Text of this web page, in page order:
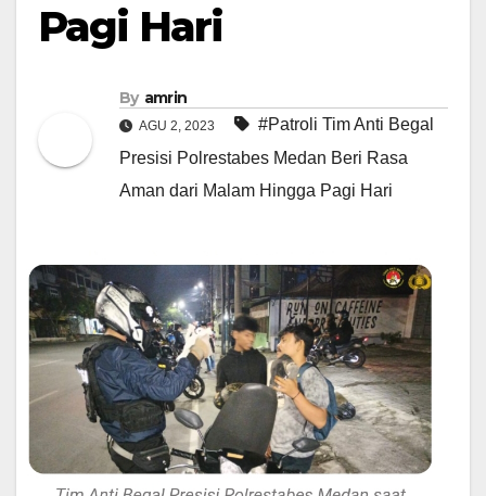
Pagi Hari
By amrin
AGU 2, 2023
#Patroli Tim Anti Begal
Presisi Polrestabes Medan Beri Rasa
Aman dari Malam Hingga Pagi Hari